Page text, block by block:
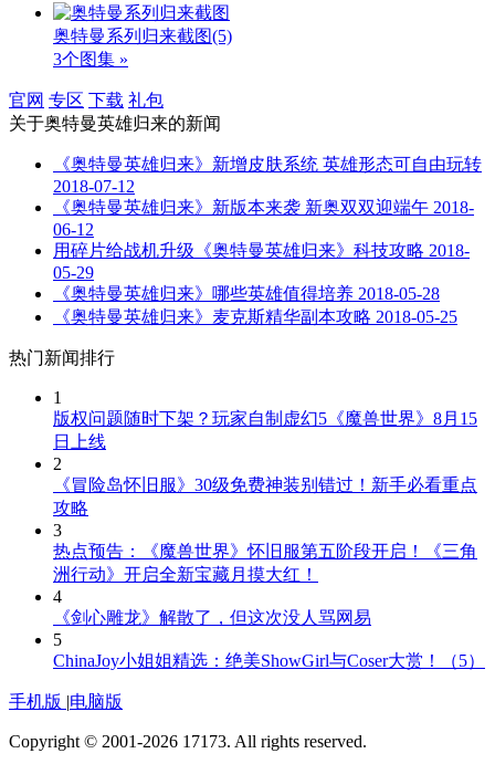
奥特曼系列归来截图(5)
3个图集 »
官网 专区 下载 礼包
关于奥特曼英雄归来的新闻
《奥特曼英雄归来》新增皮肤系统 英雄形态可自由玩转
2018-07-12
《奥特曼英雄归来》新版本来袭 新奥双双迎端午 2018-
06-12
用碎片给战机升级《奥特曼英雄归来》科技攻略 2018-
05-29
《奥特曼英雄归来》哪些英雄值得培养 2018-05-28
《奥特曼英雄归来》麦克斯精华副本攻略 2018-05-25
热门新闻排行
1
版权问题随时下架？玩家自制虚幻5《魔兽世界》8月15
日上线
2
《冒险岛怀旧服》30级免费神装别错过！新手必看重点
攻略
3
热点预告：《魔兽世界》怀旧服第五阶段开启！《三角
洲行动》开启全新宝藏月摸大红！
4
《剑心雕龙》解散了，但这次没人骂网易
5
ChinaJoy小姐姐精选：绝美ShowGirl与Coser大赏！（5）
手机版 |电脑版
Copyright © 2001-2026 17173. All rights reserved.